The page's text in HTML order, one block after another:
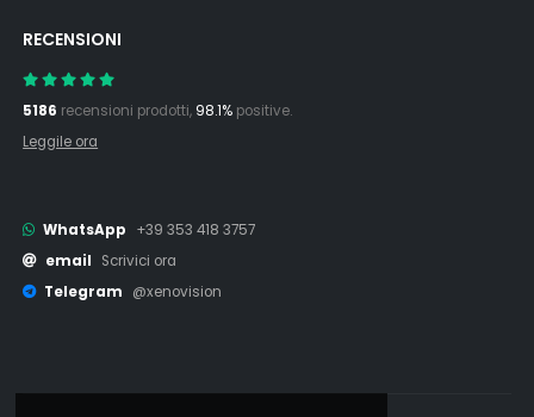
RECENSIONI
5186 recensioni prodotti, 98.1% positive.
Leggile ora
WhatsApp
+39 353 418 3757
email
Scrivici ora
Telegram
@xenovision